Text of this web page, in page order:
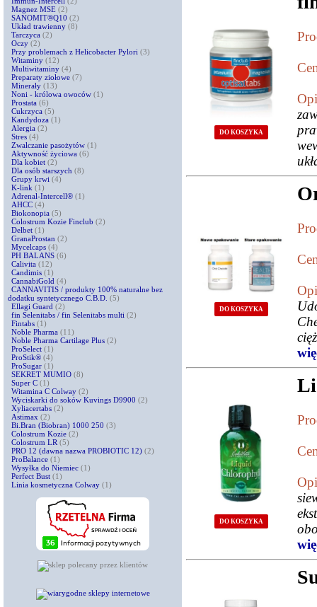
Magnez MSE (2)
SANOMIT®Q10 (2)
Układ trawienny (8)
Tarczyca (2)
Oczy (2)
Przy problemach z Helicobacter Pylori (3)
Witaminy (12)
Multiwitaminy (4)
Preparaty ziołowe (7)
Minerały (13)
Noni - królowa owoców (1)
Prostata (6)
Cukrzyca (5)
Kandydoza (1)
Alergia (2)
Stres (4)
Zwalczanie pasożytów (1)
Aktywność życiowa (6)
Dla kobiet (2)
Dla osób starszych (8)
Grupy krwi (4)
K-link (1)
Adrenal-Intercell® (1)
AHCC (4)
Biokonopia (5)
Colostrum Kozie Finclub (2)
Delbet (1)
GranaProstan (2)
Mycelcaps (4)
PH BALANS (6)
Calivita (12)
Candimis (1)
CannabiGold (4)
CANNAVITIS / produkty 100% naturalne bez
dodatku syntetycznego C.B.D. (5)
Ellagi Guard (2)
fin Selenitabs / fin Selenitabs multi (2)
Fintabs (1)
Noble Pharma (11)
Noble Pharma Cartilage Plus (2)
ProSelect (1)
ProStik® (4)
ProSugar (1)
SEKRET MUMIO (8)
Super C (1)
Witamina C Colway (2)
Wyciskarki do soków Kuvings D9900 (2)
Xyliacertabs (2)
Astimax (2)
Bi.Bran (Biobran) 1000 250 (3)
Colostrum Kozie (2)
Colostrum LR (5)
PRO 12 (dawna nazwa PROBIOTIC 12) (2)
ProBalance (1)
Wysyłka do Niemiec (1)
Perfect Bust (1)
Linia kosmetyczna Colway (1)
DO KOSZYKA
DO KOSZYKA
DO KOSZYKA